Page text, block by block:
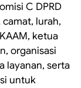
C DPRD
lurah,
ketua
organisasi
layanan, serta
untuk